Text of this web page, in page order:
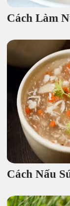
Cách Làm
Cách Nấu